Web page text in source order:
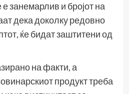
занемарлив и бројот на
дека доколку редовно
ќе бидат заштитени од
на факти, а
продукт треба